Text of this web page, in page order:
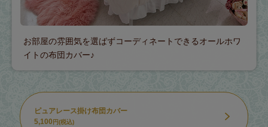
お部屋の雰囲気を選ばずコーディネートできるオールホワ
イトの布団カバー♪
ピュアレース掛け布団カバー
5,100 円(税込)